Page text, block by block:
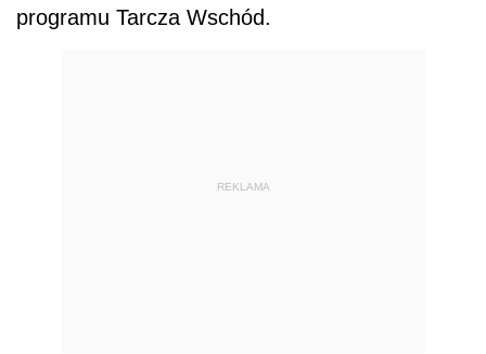
programu Tarcza Wschód.
REKLAMA